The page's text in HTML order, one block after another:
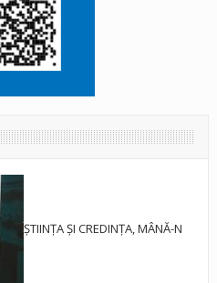
ȘTIINȚA ȘI CREDINȚA, MÂNĂ-N